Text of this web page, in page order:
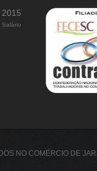
Salário
NO COMÉRCIO DE